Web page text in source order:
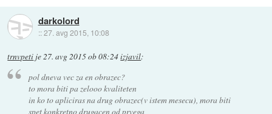
darkolord
::27. avg 2015, 10:08
trnvpeti je27. avg 2015 ob 08:24izjavil:
pol dneva vec za en obrazec?
to mora biti pa zelooo kvaliteten
in ko to apliciras na drug obrazec(v istem mesecu), mora biti
spet konkretno drugacen od prvega